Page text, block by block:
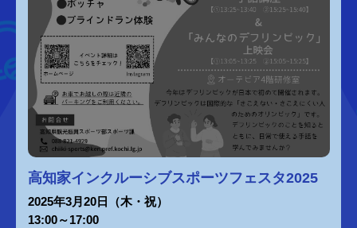
高知家インクルーシブスポーツフェスタ2025
2025年3月20日（木・祝）
13:00～17:00